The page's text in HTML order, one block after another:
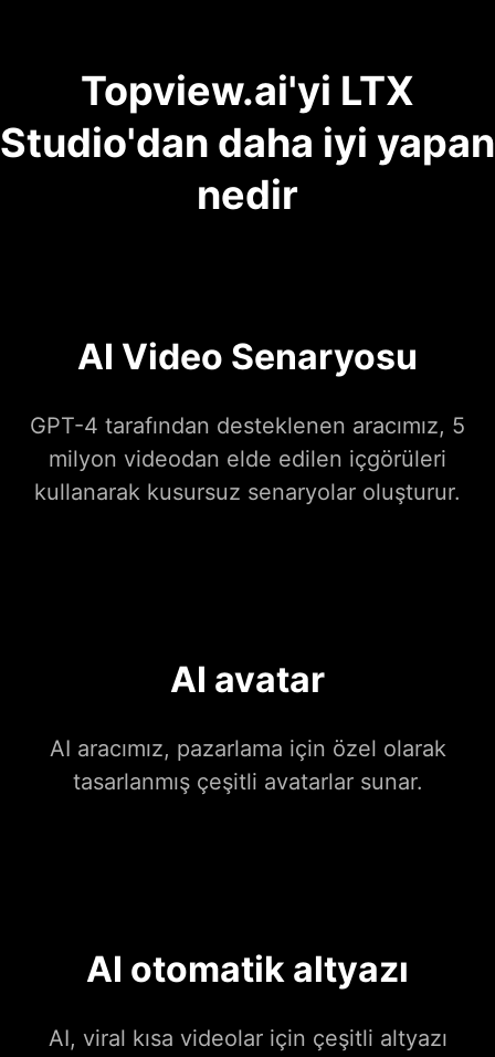
Topview.ai'yi LTX
Studio'dan daha iyi yapan
nedir
AI Video Senaryosu
GPT-4 tarafından desteklenen aracımız, 5
milyon videodan elde edilen içgörüleri
kullanarak kusursuz senaryolar oluşturur.
AI avatar
AI aracımız, pazarlama için özel olarak
tasarlanmış çeşitli avatarlar sunar.
AI otomatik altyazı
AI, viral kısa videolar için çeşitli altyazı